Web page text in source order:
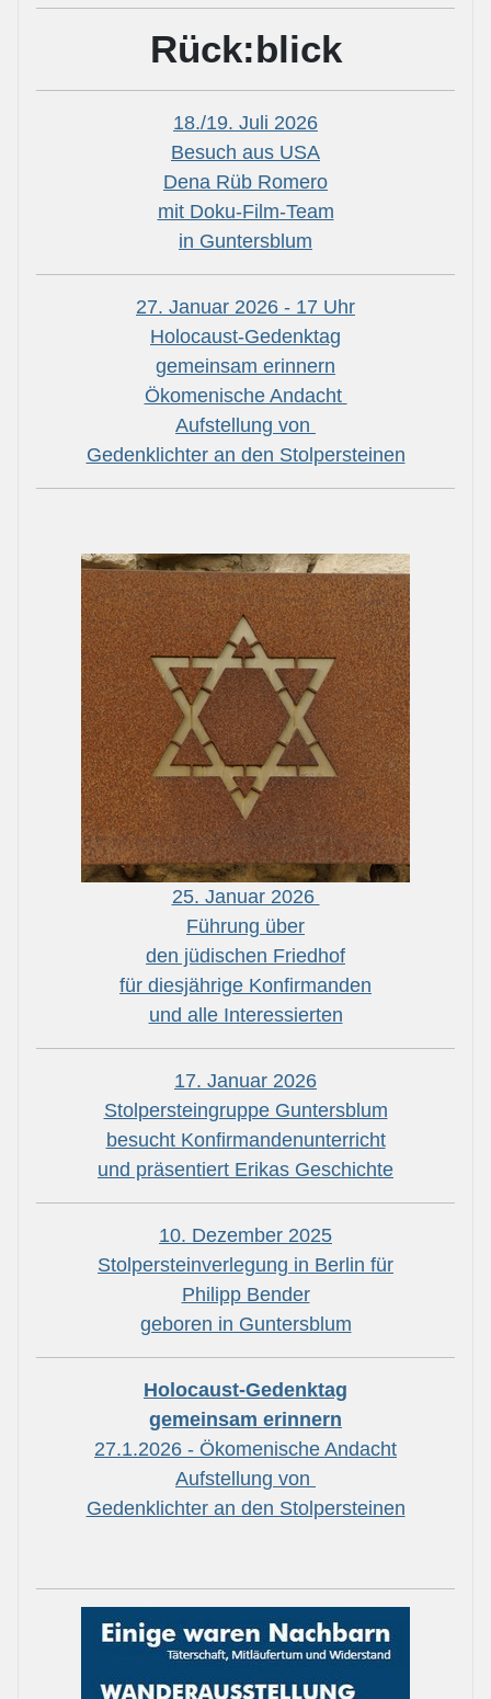
Rück:blick
18./19. Juli 2026
Besuch aus USA
Dena Rüb Romero
mit Doku-Film-Team
in Guntersblum
27. Januar 2026 - 17 Uhr
Holocaust-Gedenktag
gemeinsam erinnern
Ökomenische Andacht
Aufstellung von
Gedenklichter an den Stolpersteinen
25. Januar 2026
Führung über
den jüdischen Friedhof
für diesjährige Konfirmanden
und alle Interessierten
17. Januar 2026
Stolpersteingruppe Guntersblum
besucht Konfirmandenunterricht
und präsentiert Erikas Geschichte
10. Dezember 2025
Stolpersteinverlegung in Berlin für
Philipp Bender
geboren in Guntersblum
Holocaust-Gedenktag
gemeinsam erinnern
27.1.2026 - Ökomenische Andacht
Aufstellung von
Gedenklichter an den Stolpersteinen